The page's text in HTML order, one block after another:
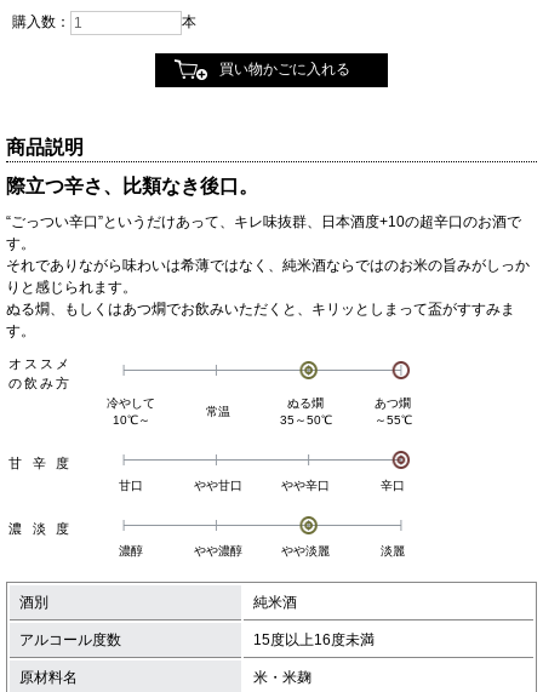
購入数： 本
商品説明
際立つ辛さ、比類なき後口。
“ごっつい辛口”というだけあって、キレ味抜群、日本酒度+10の超辛口のお酒で
す。
それでありながら味わいは希薄ではなく、純米酒ならではのお米の旨みがしっか
りと感じられます。
ぬる燗、もしくはあつ燗でお飲みいただくと、キリッとしまって盃がすすみま
す。
オススメ
の飲み方
冷やして
10℃～
常温
ぬる燗
35～50℃
あつ燗
～55℃
甘辛度
甘口 やや甘口 やや辛口 辛口
濃淡度
濃醇 やや濃醇 やや淡麗 淡麗
酒別 純米酒
アルコール度数 15度以上16度未満
原材料名 米・米麹